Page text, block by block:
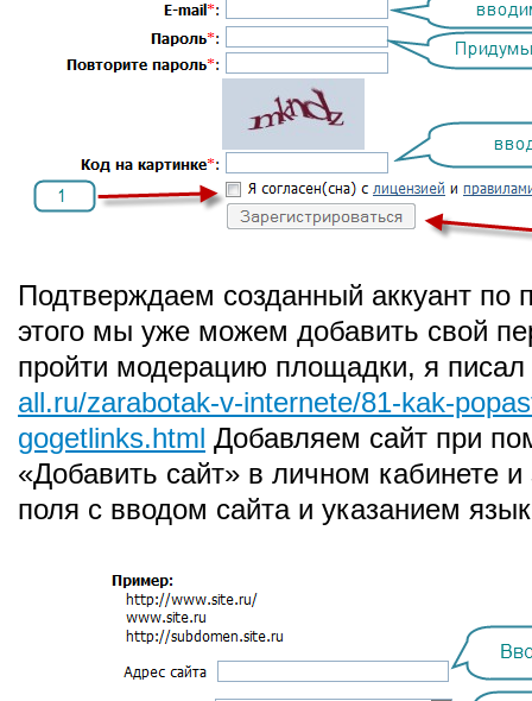
Подтверждаем созданный аккуант по
этого мы уже можем добавить свой
пройти модерацию площадки, я
all.ru/zarabotak-v-internete/81-kak-
gogetlinks.html Добавляем сайт при
«Добавить сайт» в личном кабинете
поля с вводом сайта и указанием